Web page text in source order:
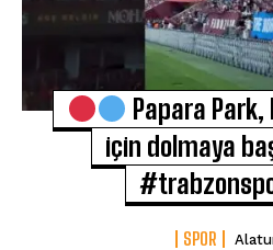
Papara
için dolmaya
SPOR